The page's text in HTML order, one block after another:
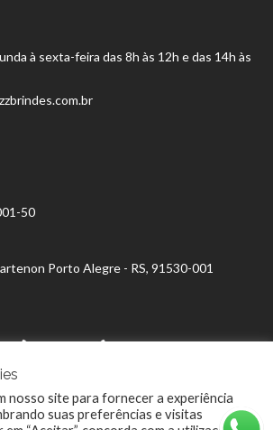
à sexta-feira das 8h às 12h e das 14h às
50
Porto Alegre - RS, 91530-001
nosso site para fornecer a experiência
suas preferências e visitas